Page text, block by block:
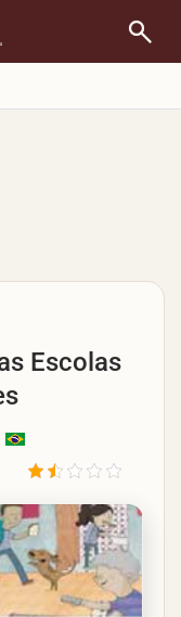
Escolas
1.5/5
- (2
votos)